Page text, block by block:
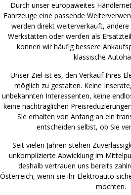
Durch unser europaweites
Fahrzeuge eine passende
werden direkt weiterverkauft, andere
Werkstätten oder werden als
können wir häufig bessere
klassische
Unser Ziel ist es, den Verkauf Ihres
möglich zu gestalten. Keine
unbekannten Interessenten, keine
keine nachträglichen
Sie erhalten von Anfang an ein
entscheiden selbst, ob Sie
Seit vielen Jahren stehen
unkomplizierte Abwicklung im
deshalb vertrauen uns bereits
Österreich, wenn sie ihr Elektroauto
möchten.